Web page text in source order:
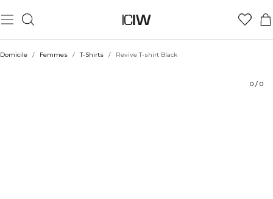
Domicile / Femmes / T-Shirts / Revive T-shirt Black
0 / 0